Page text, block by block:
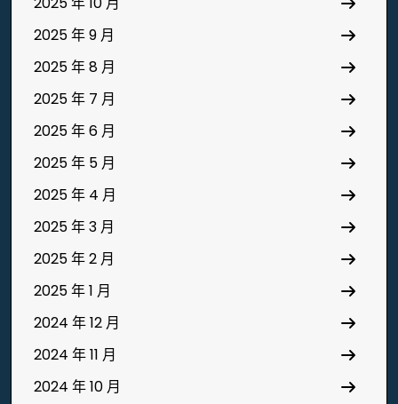
2025 年 9 月
2025 年 8 月
2025 年 7 月
2025 年 6 月
2025 年 5 月
2025 年 4 月
2025 年 3 月
2025 年 2 月
2025 年 1 月
2024 年 12 月
2024 年 11 月
2024 年 10 月